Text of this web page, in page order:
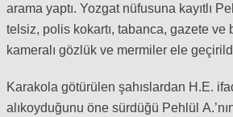
arama yaptı. Yozgat nüfusuna kayıtlı
telsiz, polis kokartı, tabanca, gazete ve
kameralı gözlük ve mermiler ele
Karakola götürülen şahıslardan H.E.
alıkoyduğunu öne sürdüğü Pehlül